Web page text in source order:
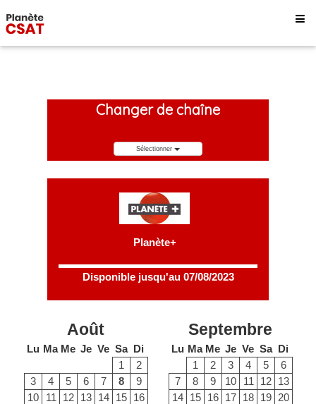
Changer de chaîne
Sélectionner
Planète+
Disponible jusqu'au 07/08/2023
Août
Lu Ma Me Je Ve Sa Di
1
2
3
4 5 6 7 8
9
10
11 12 13 14 15 16
Septembre
Lu Ma Me Je Ve Sa Di
1
2 3 4 5
6
7
8 9 10 11 12 13
14 15 16 17 18 19 20